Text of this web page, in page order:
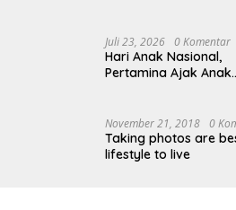
Juli 23, 2026 0 Komentar
Hari Anak Nasional,
Pertamina Ajak Anak
Mangrove
November 21, 2018 0
Taking photos are
lifestyle to live